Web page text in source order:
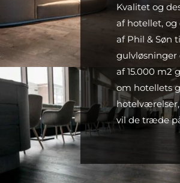
Kvalitet og
af hotellet,
af Phil & Søn
af 15.000 m2
om hotellets
vil de træde